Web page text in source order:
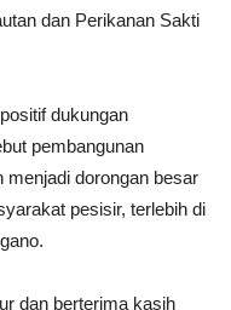
dan Perikanan Sakti
dukungan
pembangunan
menjadi dorongan besar
pesisir, terlebih di
dan berterima kasih